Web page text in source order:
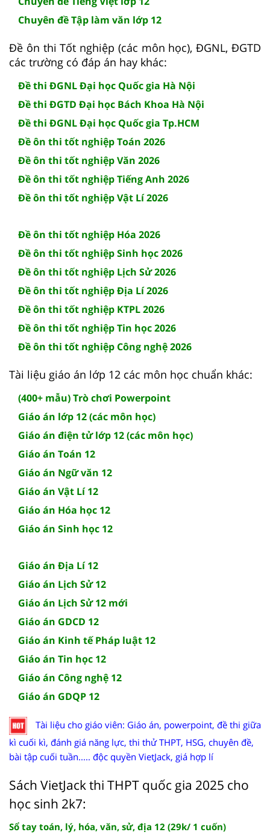
Chuyên đề Tập làm văn lớp 12
Đề ôn thi Tốt nghiệp (các môn học), ĐGNL, ĐGTD
các trường có đáp án hay khác:
Đề thi ĐGNL Đại học Quốc gia Hà Nội
Đề thi ĐGTD Đại học Bách Khoa Hà Nội
Đề thi ĐGNL Đại học Quốc gia Tp.HCM
Đề ôn thi tốt nghiệp Toán 2026
Đề ôn thi tốt nghiệp Văn 2026
Đề ôn thi tốt nghiệp Tiếng Anh 2026
Đề ôn thi tốt nghiệp Vật Lí 2026
Đề ôn thi tốt nghiệp Hóa 2026
Đề ôn thi tốt nghiệp Sinh học 2026
Đề ôn thi tốt nghiệp Lịch Sử 2026
Đề ôn thi tốt nghiệp Địa Lí 2026
Đề ôn thi tốt nghiệp KTPL 2026
Đề ôn thi tốt nghiệp Tin học 2026
Đề ôn thi tốt nghiệp Công nghệ 2026
Tài liệu giáo án lớp 12 các môn học chuẩn khác:
(400+ mẫu) Trò chơi Powerpoint
Giáo án lớp 12 (các môn học)
Giáo án điện tử lớp 12 (các môn học)
Giáo án Toán 12
Giáo án Ngữ văn 12
Giáo án Vật Lí 12
Giáo án Hóa học 12
Giáo án Sinh học 12
Giáo án Địa Lí 12
Giáo án Lịch Sử 12
Giáo án Lịch Sử 12 mới
Giáo án GDCD 12
Giáo án Kinh tế Pháp luật 12
Giáo án Tin học 12
Giáo án Công nghệ 12
Giáo án GDQP 12
Tài liệu cho giáo viên: Giáo án, powerpoint, đề thi giữa
kì cuối kì, đánh giá năng lực, thi thử THPT, HSG, chuyên đề,
bài tập cuối tuần..... độc quyền VietJack, giá hợp lí
Sách VietJack thi THPT quốc gia 2025 cho
học sinh 2k7:
Sổ tay toán, lý, hóa, văn, sử, địa 12 (29k/ 1 cuốn)